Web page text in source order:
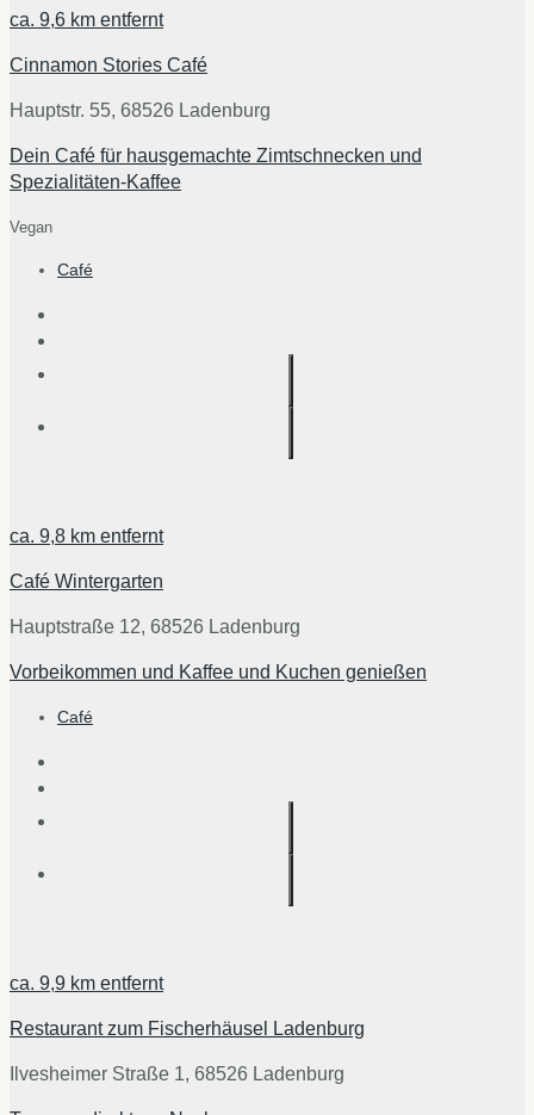
ca. 9,6 km entfernt
Cinnamon Stories Café
Hauptstr. 55, 68526 Ladenburg
Dein Café für hausgemachte Zimtschnecken und
Spezialitäten-Kaffee
Vegan
Café
ca. 9,8 km entfernt
Café Wintergarten
Hauptstraße 12, 68526 Ladenburg
Vorbeikommen und Kaffee und Kuchen genießen
Café
ca. 9,9 km entfernt
Restaurant zum Fischerhäusel Ladenburg
Ilvesheimer Straße 1, 68526 Ladenburg